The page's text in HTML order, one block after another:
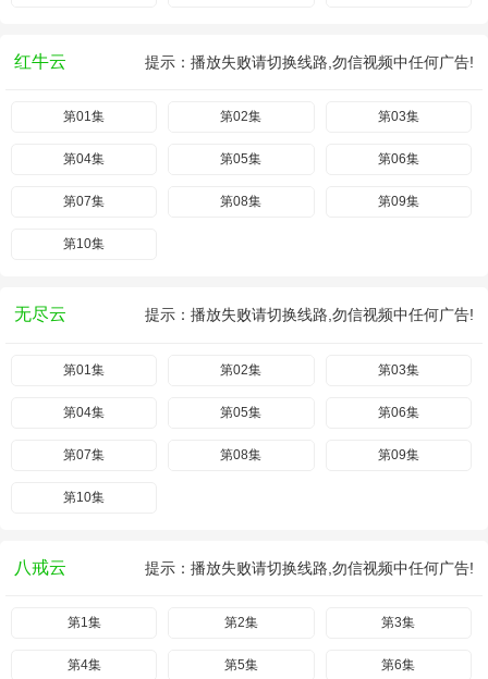
红牛云 提示：播放失败请切换线路,勿信视频中任何广告!
第01集 第02集 第03集
第04集 第05集 第06集
第07集 第08集 第09集
第10集
无尽云 提示：播放失败请切换线路,勿信视频中任何广告!
第01集 第02集 第03集
第04集 第05集 第06集
第07集 第08集 第09集
第10集
八戒云 提示：播放失败请切换线路,勿信视频中任何广告!
第1集 第2集 第3集
第4集 第5集 第6集